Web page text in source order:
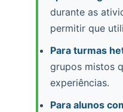
durante as
permitir que
Para turmas
grupos mistos
experiências.
Para alunos